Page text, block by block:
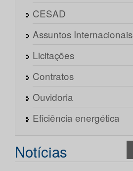
CESAD
Assuntos Internacionais
Licitações
Contratos
Ouvidoria
Eficiência energética
Notícias